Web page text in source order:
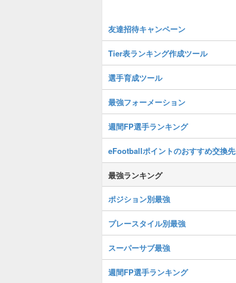
友達招待キャンペーン
Tier表ランキング作成ツール
選手育成ツール
最強フォーメーション
週間FP選手ランキング
eFootballポイントのおすすめ交換先
最強ランキング
ポジション別最強
プレースタイル別最強
スーパーサブ最強
週間FP選手ランキング